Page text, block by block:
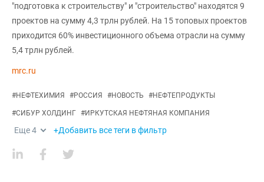
"подготовка к строительству" и "строительство" находятся 9
проектов на сумму 4,3 трлн рублей. На 15 топовых проектов
приходится 60% инвестиционного объема отрасли на сумму
5,4 трлн рублей.
mrc.ru
#НЕФТЕХИМИЯ #РОССИЯ #НОВОСТЬ #НЕФТЕПРОДУКТЫ
#СИБУР ХОЛДИНГ #ИРКУТСКАЯ НЕФТЯНАЯ КОМПАНИЯ
Еще4 +Добавить все теги в фильтр